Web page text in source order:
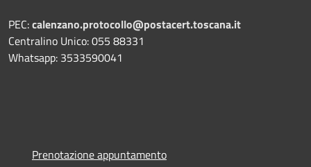
PEC:calenzano.protocollo@postacert.toscana.it
Centralino Unico: 055 88331
Whatsapp: 3533590041
Prenotazione appuntamento